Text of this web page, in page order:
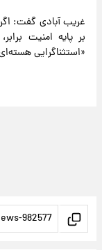
غریب آبادی گفت:
بر پایه امنیت
«استثناگرایی